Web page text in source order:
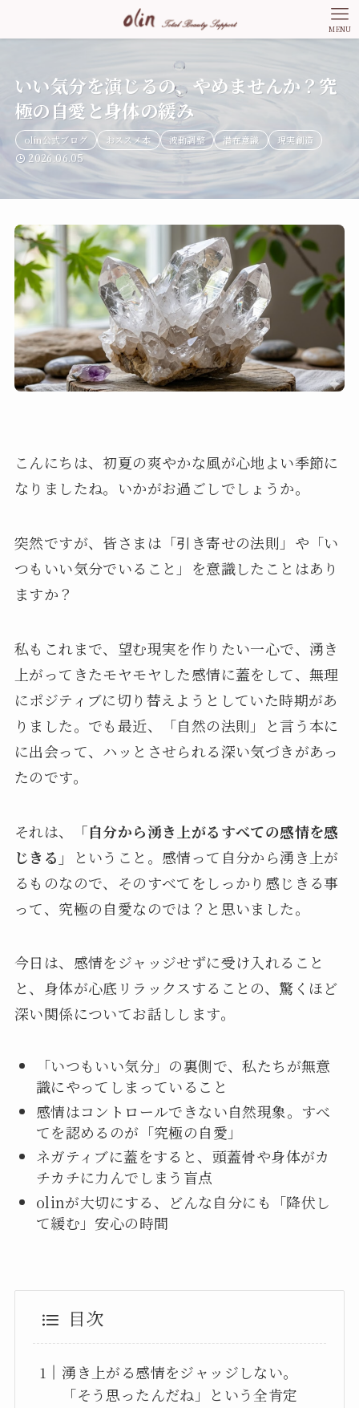
MENU
いい気分を演じるの、やめませんか？究
極の自愛と身体の緩み
olin公式ブログ おススメ本 波動調整 潜在意識 現実創造
2026.06.05
こんにちは、初夏の爽やかな風が心地よい季節に
なりましたね。いかがお過ごしでしょうか。
突然ですが、皆さまは「引き寄せの法則」や「い
つもいい気分でいること」を意識したことはあり
ますか？
私もこれまで、望む現実を作りたい一心で、湧き
上がってきたモヤモヤした感情に蓋をして、無理
にポジティブに切り替えようとしていた時期があ
りました。でも最近、「自然の法則」と言う本に
に出会って、ハッとさせられる深い気づきがあっ
たのです。
それは、
「自分から湧き上がるすべての感情を感
じきる」
ということ。感情って自分から湧き上が
るものなので、そのすべてをしっかり感じきる事
って、究極の自愛なのでは？と思いました。
今日は、感情をジャッジせずに受け入れること
と、身体が心底リラックスすることの、驚くほど
深い関係についてお話しします。
「いつもいい気分」の裏側で、私たちが無意
識にやってしまっていること
感情はコントロールできない自然現象。すべ
てを認めるのが「究極の自愛」
ネガティブに蓋をすると、頭蓋骨や身体がカ
チカチに力んでしまう盲点
olinが大切にする、どんな自分にも「降伏し
て緩む」安心の時間
目次
湧き上がる感情をジャッジしない。
「そう思ったんだね」という全肯定